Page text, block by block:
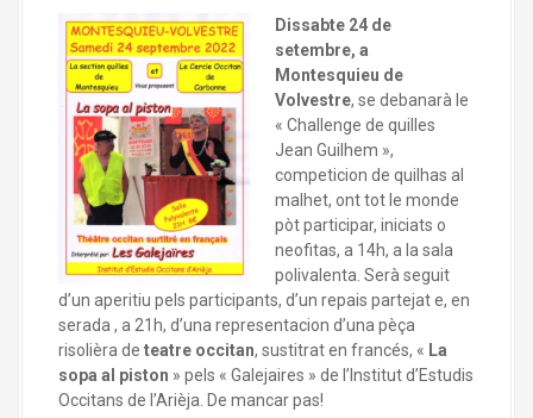
Dissabte 24 de
setembre, a
Montesquieu de
Volvestre, se debanarà le
« Challenge de quilles
Jean Guilhem »,
competicion de quilhas al
malhet, ont tot le monde
pòt participar, iniciats o
neofitas, a 14h, a la sala
polivalenta. Serà seguit
d’un aperitiu pels participants, d’un repais partejat e, en
serada , a 21h, d’una representacion d’una pèça
risolièra de teatre occitan, sustitrat en francés, « La
sopa al piston » pels « Galejaires » de l’Institut d’Estudis
Occitans de l’Arièja. De mancar pas!